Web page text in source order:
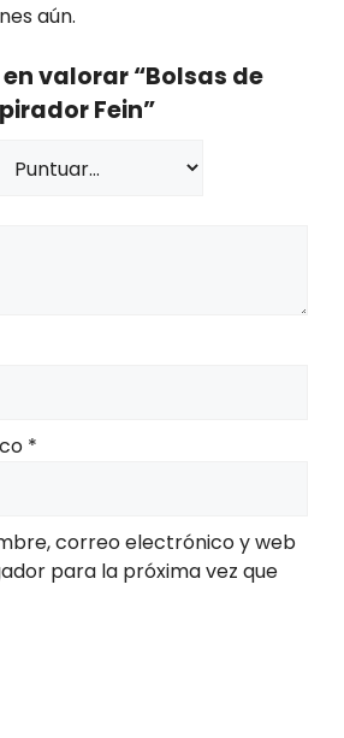
aún.
valorar “Bolsas de
Fein”
*
correo electrónico y web
para la próxima vez que